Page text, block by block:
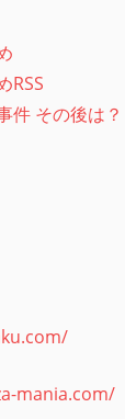
RSS
件 その後は
mania.com/